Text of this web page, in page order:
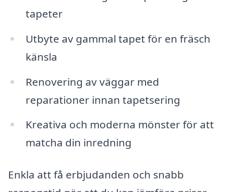
tapeter
Utbyte av gammal tapet för en fräsch
känsla
Renovering av väggar med
reparationer innan tapetsering
Kreativa och moderna mönster för att
matcha din inredning
Enkla att få erbjudanden och snabb